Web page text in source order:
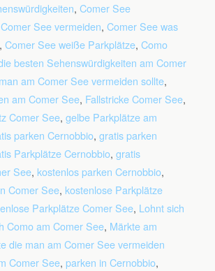
, Comer See
Comer See vermeiden, Comer See was
, Comer See weiße Parkplätze, Como
besten Sehenswürdigkeiten am Comer
am Comer See vermeiden sollte,
am Comer See, Fallstricke Comer See,
Comer See, gelbe Parkplätze am
parken Cernobbio, gratis parken
Parkplätze Cernobbio, gratis
See, kostenlos parken Cernobbio,
Comer See, kostenlose Parkplätze
Parkplätze Comer See, Lohnt sich
Como am Comer See, Märkte am
die man am Comer See vermeiden
Comer See, parken in Cernobbio,